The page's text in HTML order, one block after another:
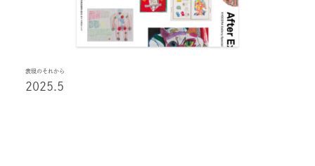
表現のそれから
2025.5